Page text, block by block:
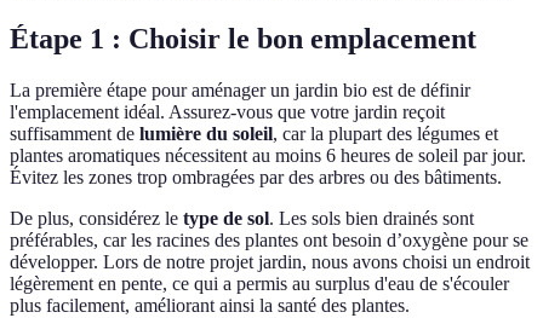
Étape 1 : Choisir le bon emplacement
La première étape pour aménager un jardin bio est de définir
l'emplacement idéal. Assurez-vous que votre jardin reçoit
suffisamment de lumière du soleil, car la plupart des légumes et
plantes aromatiques nécessitent au moins 6 heures de soleil par jour.
Évitez les zones trop ombragées par des arbres ou des bâtiments.
De plus, considérez le type de sol. Les sols bien drainés sont
préférables, car les racines des plantes ont besoin d’oxygène pour se
développer. Lors de notre projet jardin, nous avons choisi un endroit
légèrement en pente, ce qui a permis au surplus d'eau de s'écouler
plus facilement, améliorant ainsi la santé des plantes.